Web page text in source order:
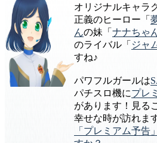
オリジナルキャラ
正義のヒーロー「
んの妹「 ナナちゃ
のライバル「 ジャ
すね♪
パワフルガールは
パチスロ機にプレ
があります！見る
幸せな時が訪れま
「プレミアム予告